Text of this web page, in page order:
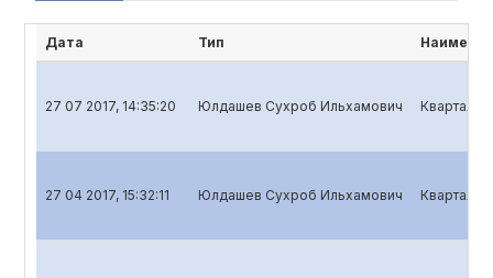
Дата Тип
27 07 2017, 14:35:20 Юлдашев Сухроб Ильхамович
27 04 2017, 15:32:11 Юлдашев Сухроб Ильхамович